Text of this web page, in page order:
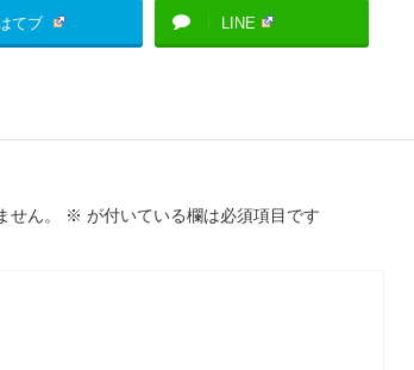
てブ LINE
ん。 ※ が付いている欄は必須項目です